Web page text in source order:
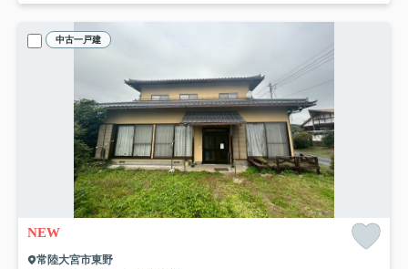
中古一戸建
NEW
常陸大宮市東野